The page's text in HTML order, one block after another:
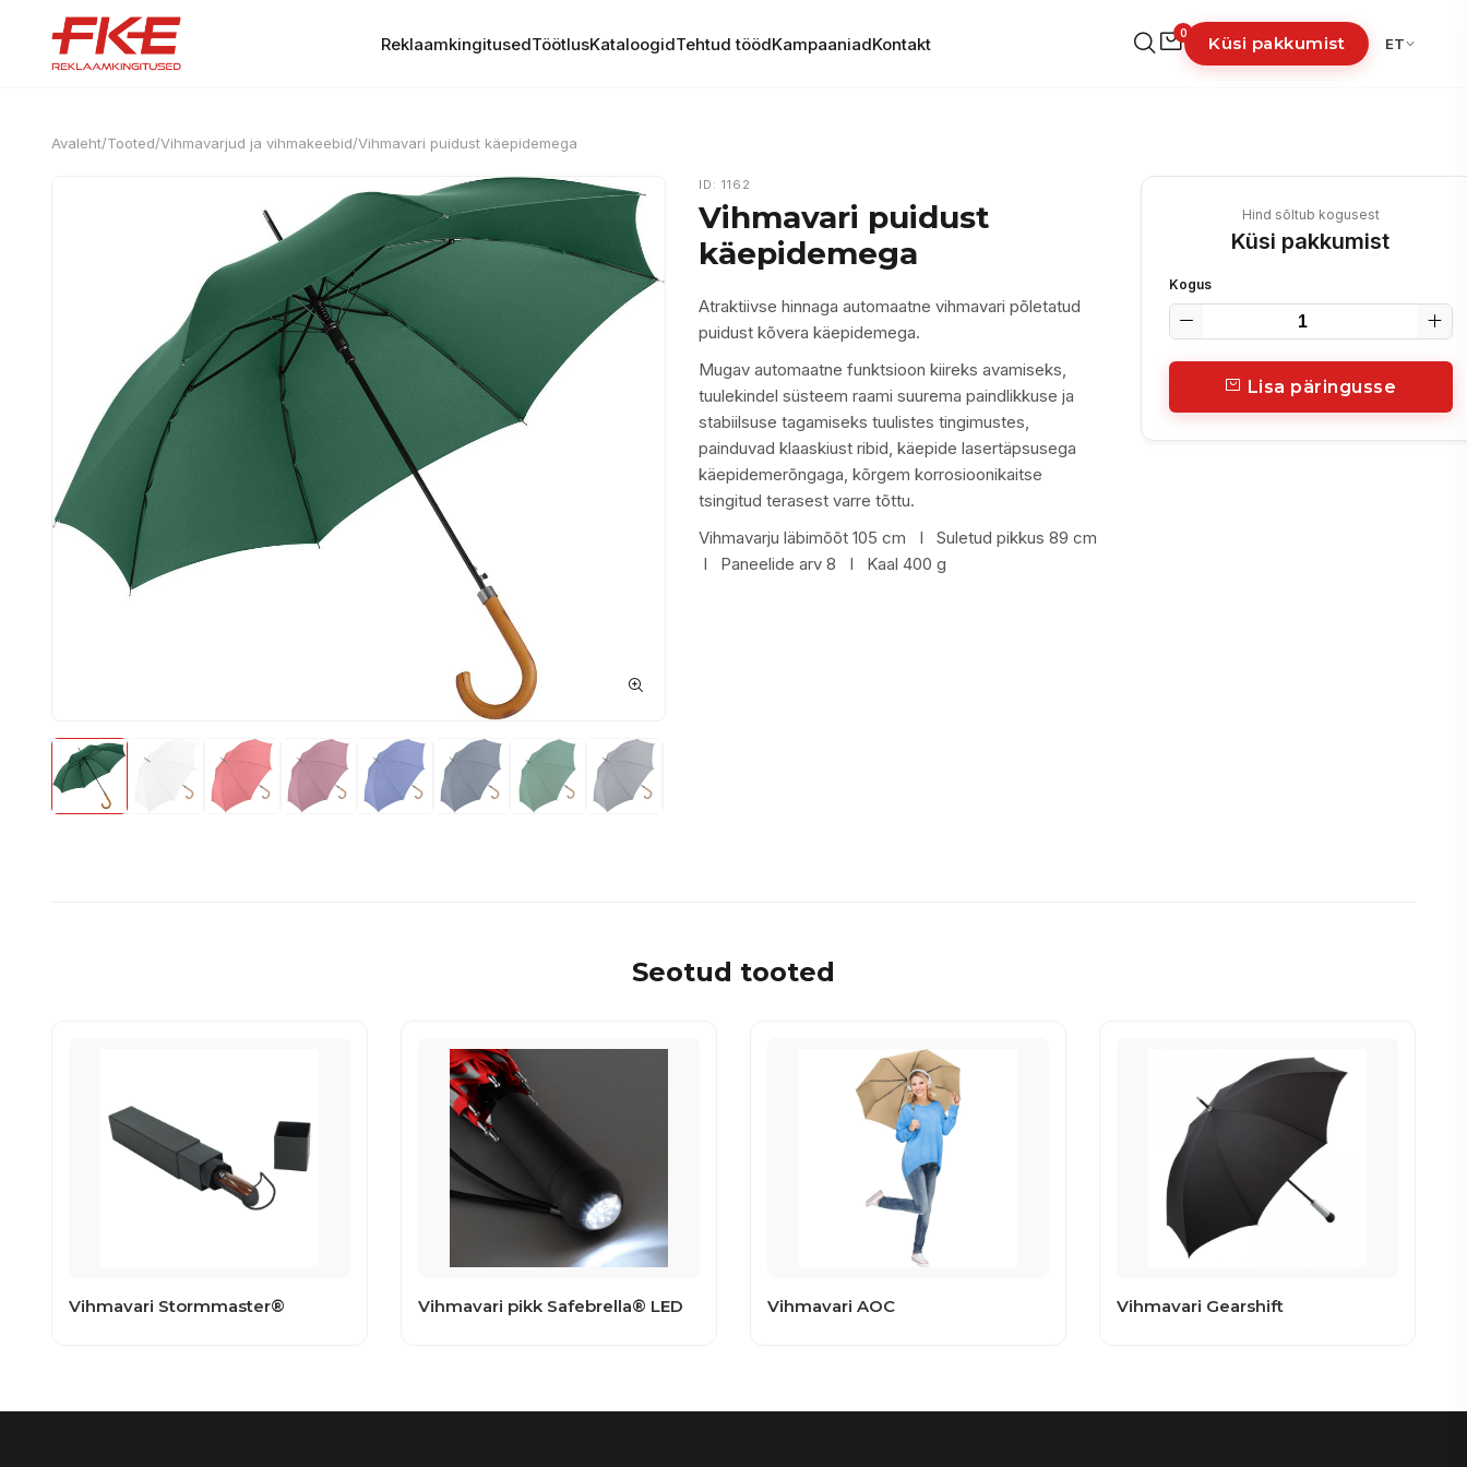
ReklaamkingitusedTöötlusKataloogidTehtud töödKampaaniadKontakt
0
Küsi pakkumist ET
Avaleht/Tooted/Vihmavarjud ja vihmakeebid/Vihmavari puidust käepidemega
ID: 1162
Vihmavari puidust
käepidemega
Atraktiivse hinnaga automaatne vihmavari põletatud
puidust kõvera käepidemega.
Mugav automaatne funktsioon kiireks avamiseks,
tuulekindel süsteem raami suurema paindlikkuse ja
stabiilsuse tagamiseks tuulistes tingimustes,
painduvad klaaskiust ribid, käepide lasertäpsusega
käepidemerõngaga, kõrgem korrosioonikaitse
tsingitud terasest varre tõttu.
Vihmavarju läbimõõt 105 cm I Suletud pikkus 89 cm
I Paneelide arv 8 I Kaal 400 g
Hind sõltub kogusest
Küsi pakkumist
Kogus
Lisa päringusse
Seotud tooted
Vihmavari Stormmaster® Vihmavari pikk Safebrella® LED Vihmavari AOC Vihmavari Gearshift